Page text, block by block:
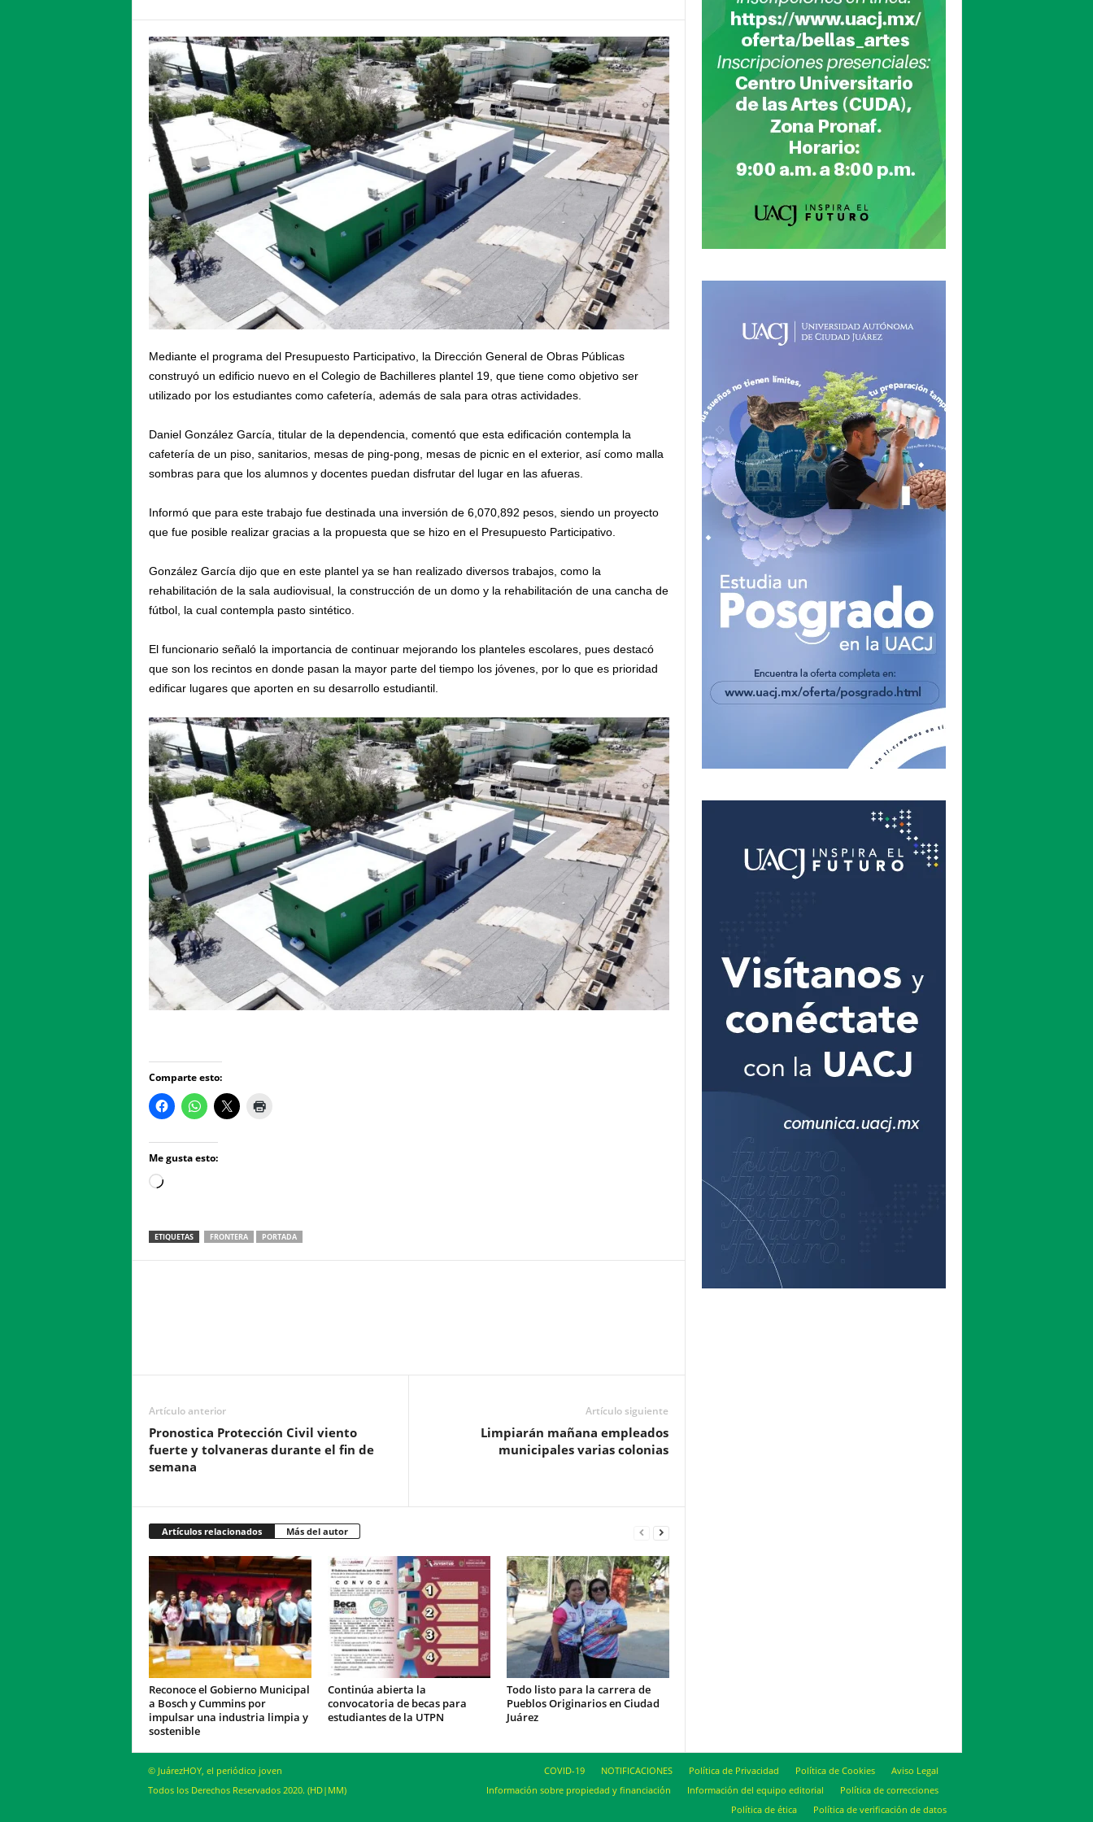
Mediante el programa del Presupuesto Participativo, la Dirección General de Obras Públicas
construyó un edificio nuevo en el Colegio de Bachilleres plantel 19, que tiene como objetivo ser
utilizado por los estudiantes como cafetería, además de sala para otras actividades.
Daniel González García, titular de la dependencia, comentó que esta edificación contempla la
cafetería de un piso, sanitarios, mesas de ping-pong, mesas de picnic en el exterior, así como malla
sombras para que los alumnos y docentes puedan disfrutar del lugar en las afueras.
Informó que para este trabajo fue destinada una inversión de 6,070,892 pesos, siendo un proyecto
que fue posible realizar gracias a la propuesta que se hizo en el Presupuesto Participativo.
González García dijo que en este plantel ya se han realizado diversos trabajos, como la
rehabilitación de la sala audiovisual, la construcción de un domo y la rehabilitación de una cancha de
fútbol, la cual contempla pasto sintético.
El funcionario señaló la importancia de continuar mejorando los planteles escolares, pues destacó
que son los recintos en donde pasan la mayor parte del tiempo los jóvenes, por lo que es prioridad
edificar lugares que aporten en su desarrollo estudiantil.
Comparte esto:
Me gusta esto:
Loading…
ETIQUETAS FRONTERA PORTADA
Artículo anterior
Pronostica Protección Civil viento
fuerte y tolvaneras durante el fin de
semana
Artículo siguiente
Limpiarán mañana empleados
municipales varias colonias
Artículos relacionados Más del autor
Reconoce el Gobierno Municipal
a Bosch y Cummins por
impulsar una industria limpia y
sostenible
Continúa abierta la
convocatoria de becas para
estudiantes de la UTPN
Todo listo para la carrera de
Pueblos Originarios en Ciudad
Juárez
COVID-19 NOTIFICACIONES Política de Privacidad Política de Cookies
Aviso Legal
Información sobre propiedad y financiación
Información del equipo editorial
Política de correcciones
Política de ética
Política de verificación de datos
© JuárezHOY, el periódico joven
Todos los Derechos Reservados 2020. (HD|MM)